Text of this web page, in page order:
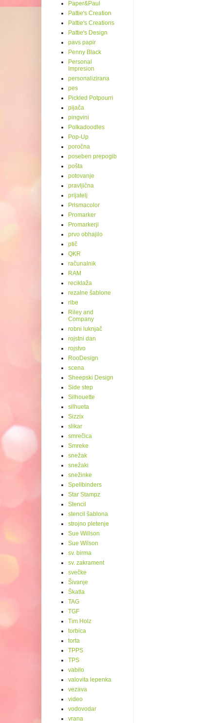
Paper&Paul
Pattie's Creation
Pattie's Creations
Pattie's Design
pavs papir
Penny Black
Personal
Impresion
personalizirana
pes
Pickled Potpourri
pijača
pingvini
Polkadoodles
Pop-Up
poročna
poseben prepogib
pošta
potovanje
pravljična
prijatelj
Prismacolor
Promarker
Promarkerji
prvo obhajilo
ptič
QKR
računalnik
RAM
reciklaža
rezalne šablone
ribe
Riley and
Company
robni luknjač
rojstni dan
rojstvo
RooDesign
scena
Sheepski Design
Side step
Silhouette
silhueta
Sizzix
slikar
smrečica
Smreke
snežak
snežaki
snežinke
Spellbinders
Star Stampz
Stencil
stencil šablona
strojno pletenje
Sue Willson
Sue Wilson
sv. birma
sv. zakrament
svečke
Šivanje
Škatla
TAG
TGF
Tim Holz
torbica
torta
TPPS
TPS
vabilo
valovita lepenka
vezava
video
vodovodar
vrana